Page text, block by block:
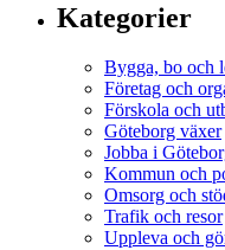
Kategorier
Bygga, bo och
Företag och
Förskola och
Göteborg växer
Jobba i
Kommun och
Omsorg och
Trafik och resor
Uppleva och